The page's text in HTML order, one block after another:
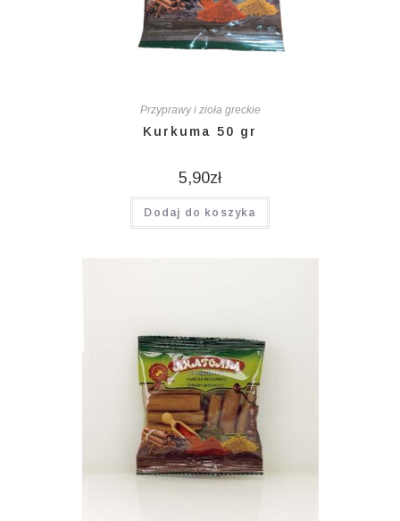
Przyprawy i zioła greckie
Kurkuma 50 gr
5,90zł
Dodaj do koszyka